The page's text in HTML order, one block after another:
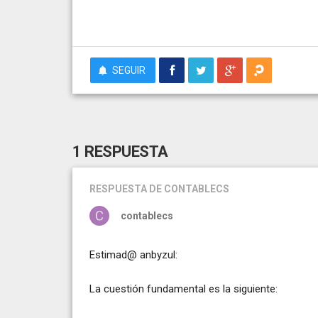
SEGUIR
1 RESPUESTA
RESPUESTA DE CONTABLECS
contablecs
Estimad@ anbyzul:
La cuestión fundamental es la siguiente: